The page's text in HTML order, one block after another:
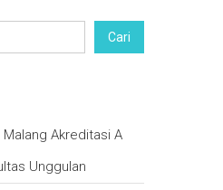
Cari
Akreditasi A
Unggulan